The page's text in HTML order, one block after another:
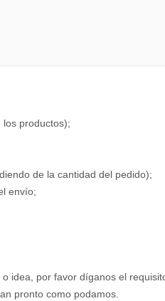
los productos);
de la cantidad del pedido);
envío;
idea, por favor díganos el
pronto como podamos.